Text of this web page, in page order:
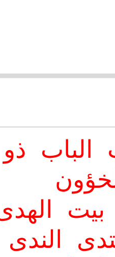
الباب
الندى